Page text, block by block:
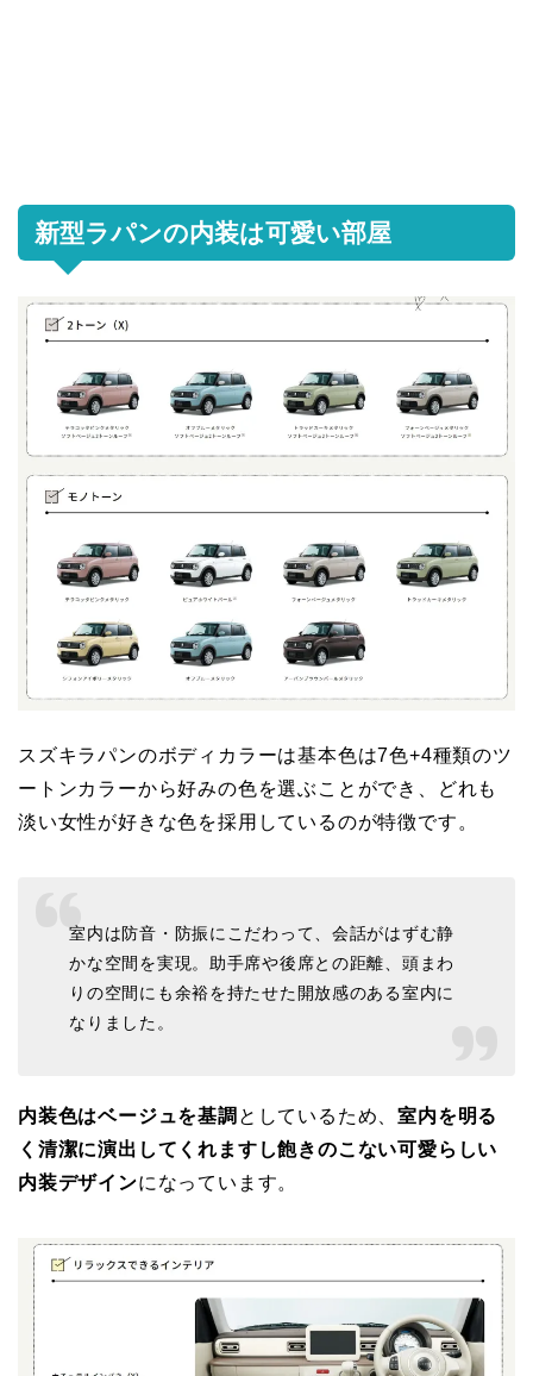
新型ラパンの内装は可愛い部屋
スズキラパンのボディカラーは基本色は7色+4種類のツ
ートンカラーから好みの色を選ぶことができ、どれも
淡い女性が好きな色を採用しているのが特徴です。
室内は防音・防振にこだわって、会話がはずむ静
かな空間を実現。助手席や後席との距離、頭まわ
りの空間にも余裕を持たせた開放感のある室内に
なりました。
内装色はベージュを基調 としているため、室内を明る
く清潔に演出してくれますし飽きのこない可愛らしい
内装デザインになっています。